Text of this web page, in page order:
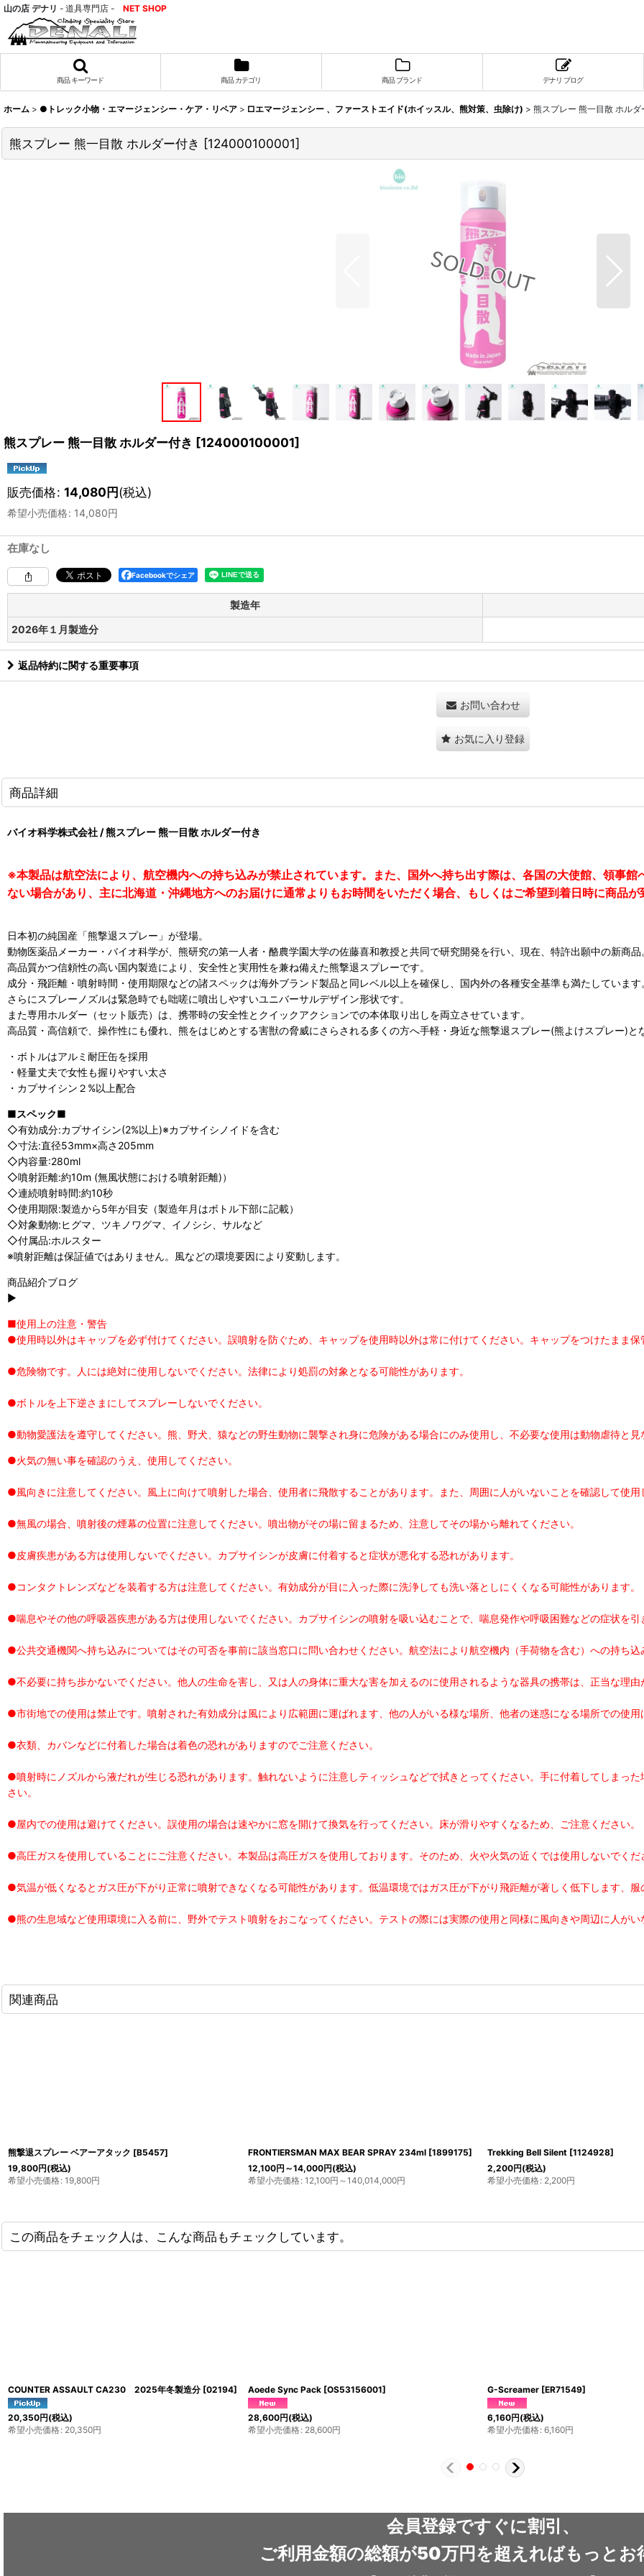
山の店 デナリ - 道具専門店 - NET SHOP
商品 キーワード 商品 カテゴリ 商品 ブランド デナリ ブログ
ホーム > ●トレック小物・エマージェンシー・ケア・リペア > □エマージェンシー 、ファーストエイド(ホイッスル、熊対策、虫除け) > 熊スプレー 熊一目散 ホルダ
熊スプレー 熊一目散 ホルダー付き [124000100001]
熊スプレー 熊一目散 ホルダー付き [124000100001]
販売価格: 14,080円(税込)
希望小売価格: 14,080円
在庫なし
Facebookでシェア
製造年
2026年１月製造分
返品特約に関する重要事項
お問い合わせ
お気に入り登録
商品詳細
バイオ科学株式会社 / 熊スプレー 熊一目散 ホルダー付き
※本製品は航空法により、航空機内への持ち込みが禁止されています。また、国外へ持ち出す際は、各国の大使館、領事
ない場合があり、主に北海道・沖縄地方へのお届けに通常よりもお時間をいただく場合、もしくはご希望到着日時に商品が
日本初の純国産「熊撃退スプレー」が登場。
動物医薬品メーカー・バイオ科学が、熊研究の第一人者・酪農学園大学の佐藤喜和教授と共同で研究開発を行い、現在、特許出願中の新商品
高品質かつ信頼性の高い国内製造により、安全性と実用性を兼ね備えた熊撃退スプレーです。
成分・飛距離・噴射時間・使用期限などの諸スペックは海外ブランド製品と同レベル以上を確保し、国内外の各種安全基準も満たしています
さらにスプレーノズルは緊急時でも咄嗟に噴出しやすいユニバーサルデザイン形状です。
また専用ホルダー（セット販売）は、携帯時の安全性とクイックアクションでの本体取り出しを両立させています。
高品質・高信頼で、操作性にも優れ、熊をはじめとする害獣の脅威にさらされる多くの方へ手軽・身近な熊撃退スプレー(熊よけスプレー)と
・ボトルはアルミ耐圧缶を採用
・軽量丈夫で女性も握りやすい太さ
・カプサイシン２%以上配合
■スペック■
◇有効成分:カプサイシン(2%以上)※カプサイシノイドを含む
◇寸法:直径53mm×高さ205mm
◇内容量:280ml
◇噴射距離:約10m (無風状態における噴射距離)）
◇連続噴射時間:約10秒
◇使用期限:製造から5年が目安（製造年月はボトル下部に記載）
◇対象動物:ヒグマ、ツキノワグマ、イノシシ、サルなど
◇付属品:ホルスター
※噴射距離は保証値ではありません。風などの環境要因により変動します。
商品紹介ブログ
▶
■使用上の注意・警告
●使用時以外はキャップを必ず付けてください。誤噴射を防ぐため、キャップを使用時以外は常に付けてください。キャップをつけたまま保
●危険物です。人には絶対に使用しないでください。法律により処罰の対象となる可能性があります。
●ボトルを上下逆さまにしてスプレーしないでください。
●動物愛護法を遵守してください。熊、野犬、猿などの野生動物に襲撃され身に危険がある場合にのみ使用し、不必要な使用は動物虐待と見
●火気の無い事を確認のうえ、使用してください。
●風向きに注意してください。風上に向けて噴射した場合、使用者に飛散することがあります。また、周囲に人がいないことを確認して使用
●無風の場合、噴射後の煙幕の位置に注意してください。噴出物がその場に留まるため、注意してその場から離れてください。
●皮膚疾患がある方は使用しないでください。カプサイシンが皮膚に付着すると症状が悪化する恐れがあります。
●コンタクトレンズなどを装着する方は注意してください。有効成分が目に入った際に洗浄しても洗い落としにくくなる可能性があります。
●喘息やその他の呼吸器疾患がある方は使用しないでください。カプサイシンの噴射を吸い込むことで、喘息発作や呼吸困難などの症状を引
●公共交通機関へ持ち込みについてはその可否を事前に該当窓口に問い合わせください。航空法により航空機内（手荷物を含む）への持ち込
●不必要に持ち歩かないでください。他人の生命を害し、又は人の身体に重大な害を加えるのに使用されるような器具の携帯は、正当な理由
●市街地での使用は禁止です。噴射された有効成分は風により広範囲に運ばれます、他の人がいる様な場所、他者の迷惑になる場所での使用
●衣類、カバンなどに付着した場合は着色の恐れがありますのでご注意ください。
●噴射時にノズルから液だれが生じる恐れがあります。触れないように注意しティッシュなどで拭きとってください。手に付着してしまっ
さい。
●屋内での使用は避けてください。誤使用の場合は速やかに窓を開けて換気を行ってください。床が滑りやすくなるため、ご注意ください。
●高圧ガスを使用していることにご注意ください。本製品は高圧ガスを使用しております。そのため、火や火気の近くでは使用しないでくだ
●気温が低くなるとガス圧が下がり正常に噴射できなくなる可能性があります。低温環境ではガス圧が下がり飛距離が著しく低下します、
●熊の生息域など使用環境に入る前に、野外でテスト噴射をおこなってください。テストの際には実際の使用と同様に風向きや周辺に人がい
関連商品
熊撃退スプレー ベアーアタック [B5457]
19,800円(税込)
希望小売価格: 19,800円
FRONTIERSMAN MAX BEAR SPRAY 234ml [1899175]
12,100円 ～14,000円(税込)
希望小売価格: 12,100円 ～140,014,000円
Trekking Bell Silent [1124928]
2,200円(税込)
希望小売価格: 2,200円
この商品をチェック人は、こんな商品もチェックしています。
e+LITE [E02 P4]
5,060円(税込)
希望小売価格: 5,060円
QUICK DRAW MICROFILTER (フィルター単品 / 専用リザ
ーバーセット)
7,040円～8,800円(税込)
Bear Spray Holder (NEL-EPIC)
5,786円～6,160
希望小売価格: 5,786
会員登録ですぐに割引、
ご利用金額の総額が50万円を超えればもっとお